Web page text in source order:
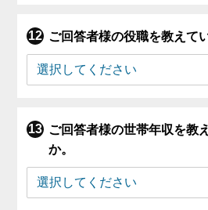
ご回答者様の役職を教えて
ご回答者様の世帯年収を教
か。